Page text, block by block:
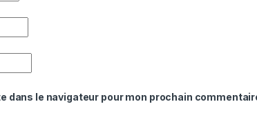
dans le navigateur pour mon prochain